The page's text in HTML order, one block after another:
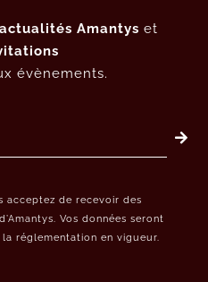
actualités Amantys et
évènements.
acceptez de recevoir des
Vos données seront
réglementation en vigueur.